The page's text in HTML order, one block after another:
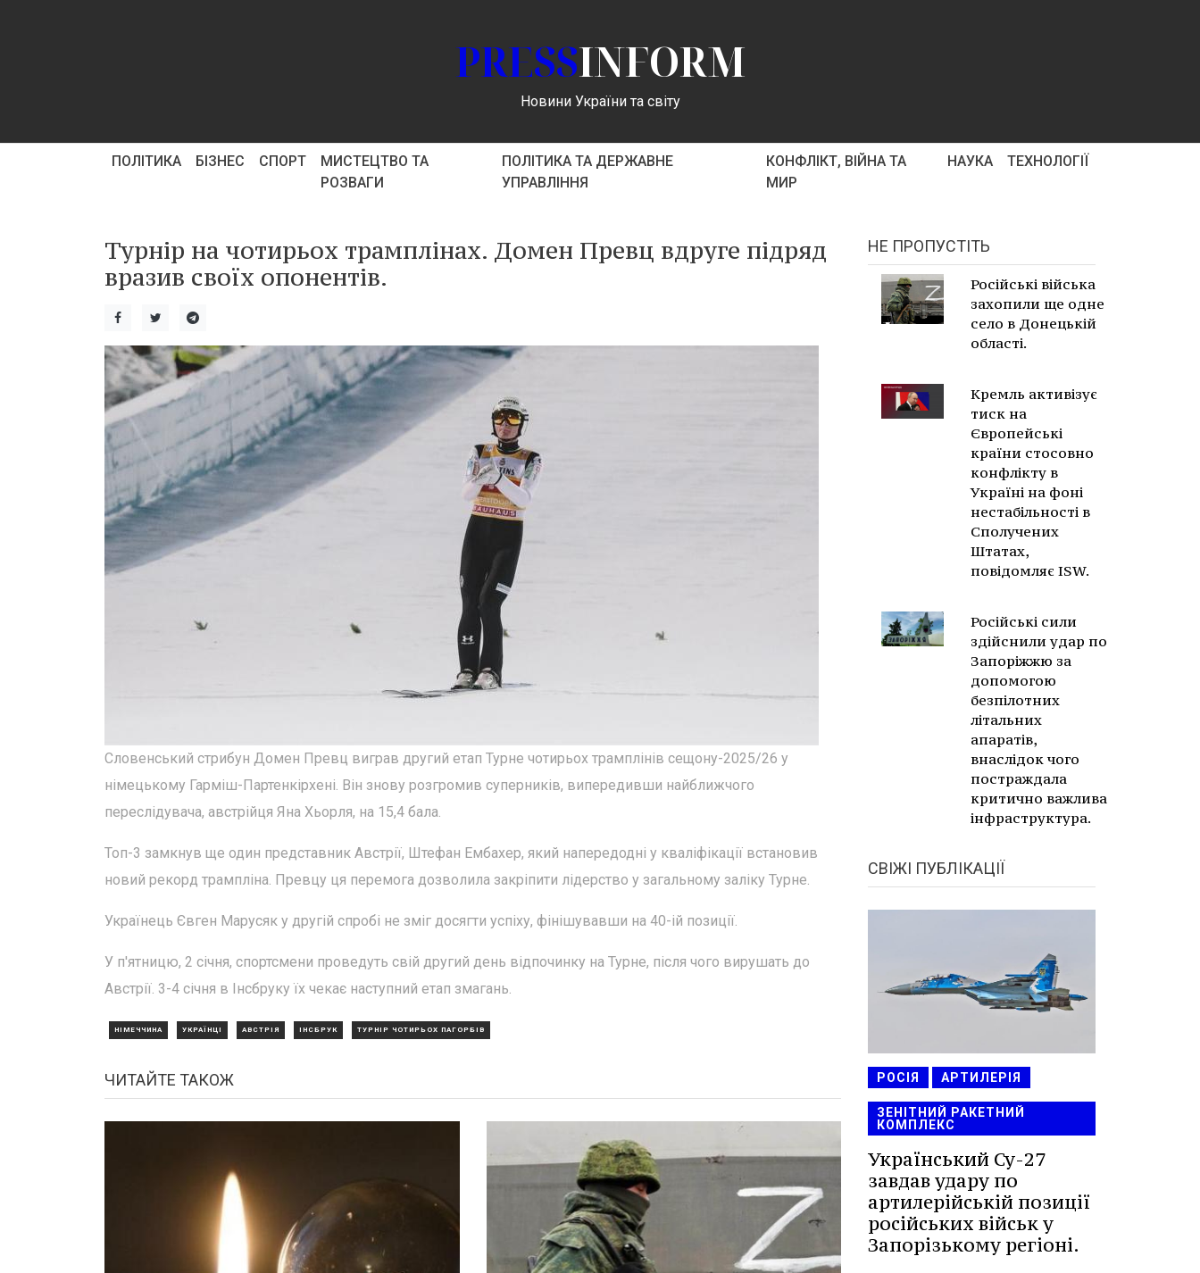
PRESSINFORM
Новини України та світу
ПОЛІТИКА БІЗНЕС СПОРТ
МИСТЕЦТВО ТА
РОЗВАГИ
ПОЛІТИКА ТА ДЕРЖАВНЕ
УПРАВЛІННЯ
КОНФЛІКТ, ВІЙНА ТА
МИР
НАУКА ТЕХНОЛОГІЇ
Турнір на чотирьох трамплінах. Домен Превц вдруге підряд
вразив своїх опонентів.
Словенський стрибун Домен Превц виграв другий етап Турне чотирьох трамплінів сещону-2025/26 у
німецькому Гарміш-Партенкірхені. Він знову розгромив суперників, випередивши найближчого
переслідувача, австрійця Яна Хьорля, на 15,4 бала.
Топ-3 замкнув ще один представник Австрії, Штефан Ембахер, який напередодні у кваліфікації встановив
новий рекорд трампліна. Превцу ця перемога дозволила закріпити лідерство у загальному заліку Турне.
Українець Євген Марусяк у другій спробі не зміг досягти успіху, фінішувавши на 40-ій позиції.
У п'ятницю, 2 січня, спортсмени проведуть свій другий день відпочинку на Турне, після чого вирушать до
Австрії. 3-4 січня в Інсбруку їх чекає наступний етап змагань.
НІМЕЧЧИНА УКРАЇНЦІ АВСТРІЯ ІНСБРУК ТУРНІР ЧОТИРЬОХ ПАГОРБІВ
ЧИТАЙТЕ ТАКОЖ
НЕ ПРОПУСТІТЬ
Російські війська
захопили ще одне
село в Донецькій
області.
Кремль активізує
тиск на
Європейські
країни стосовно
конфлікту в
Україні на фоні
нестабільності в
Сполучених
Штатах,
повідомляє ISW.
Російські сили
здійснили удар по
Запоріжжю за
допомогою
безпілотних
літальних
апаратів,
внаслідок чого
постраждала
критично важлива
інфраструктура.
СВІЖІ ПУБЛІКАЦІЇ
РОСІЯ АРТИЛЕРІЯ
ЗЕНІТНИЙ РАКЕТНИЙ
КОМПЛЕКС
Український Су-27
завдав удару по
артилерійській позиції
російських військ у
Запорізькому регіоні.